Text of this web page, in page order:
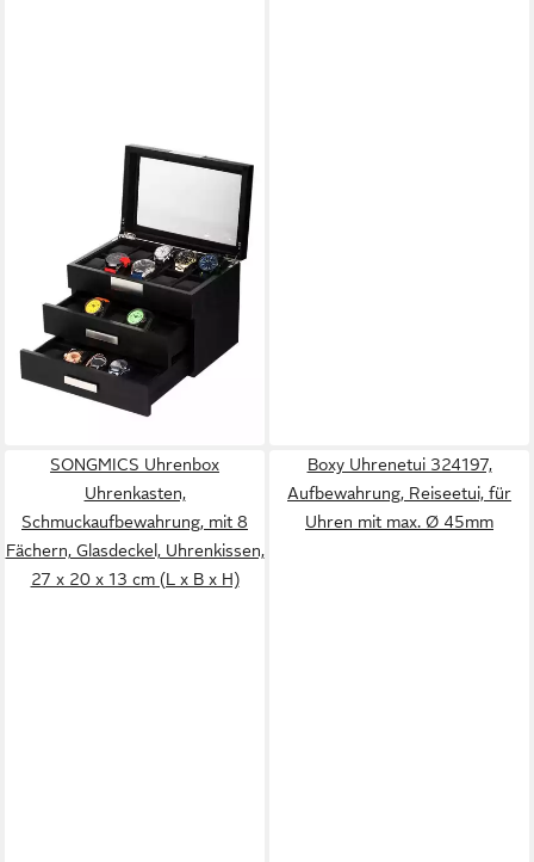
Uhrenbox Rothenschild
Uhrenbox RS-2350-30BL für
30 Uhren black
lieferbar - in 2-3 Werktagen bei dir
SONGMICS Uhrenbox
Uhrenkasten,
Schmuckaufbewahrung, mit 8
Fächern, Glasdeckel, Uhrenkissen,
27 x 20 x 13 cm (L x B x H)
Boxy Uhrenetui 324197,
Aufbewahrung, Reiseetui, für
Uhren mit max. Ø 45mm